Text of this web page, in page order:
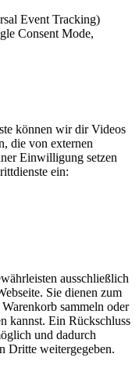
Event Tracking)
Consent Mode,
können wir dir Videos
die von externen
Einwilligung setzen
ein:
ausschließlich
Sie dienen zum
sammeln oder
kannst. Ein Rückschluss
und dadurch
Dritte weitergegeben.